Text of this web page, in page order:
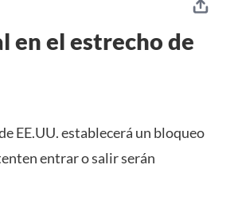
en el estrecho de
EE.UU. establecerá un bloqueo
entrar o salir serán